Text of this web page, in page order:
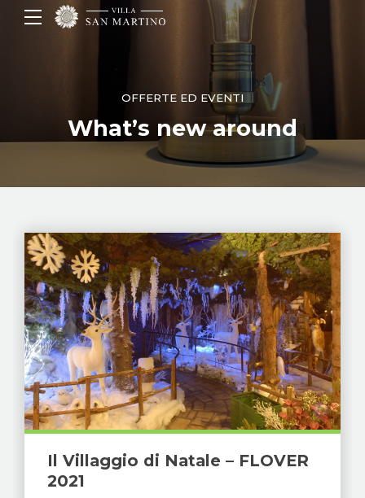
OFFERTE ED EVENTI
What’s new around
Il Villaggio di Natale – FLOVER
2021